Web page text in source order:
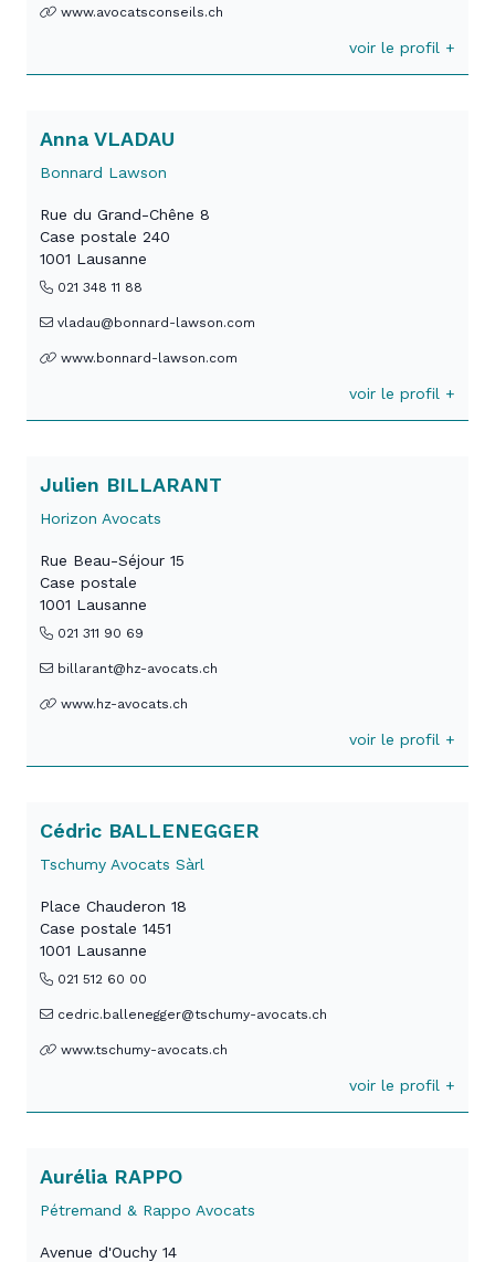
www.avocatsconseils.ch
voir le profil +
Anna VLADAU
Bonnard Lawson
Rue du Grand-Chêne 8
Case postale 240
1001 Lausanne
021 348 11 88
vladau@bonnard-lawson.com
www.bonnard-lawson.com
voir le profil +
Julien BILLARANT
Horizon Avocats
Rue Beau-Séjour 15
Case postale
1001 Lausanne
021 311 90 69
billarant@hz-avocats.ch
www.hz-avocats.ch
voir le profil +
Cédric BALLENEGGER
Tschumy Avocats Sàrl
Place Chauderon 18
Case postale 1451
1001 Lausanne
021 512 60 00
cedric.ballenegger@tschumy-avocats.ch
www.tschumy-avocats.ch
voir le profil +
Aurélia RAPPO
Pétremand & Rappo Avocats
Avenue d'Ouchy 14